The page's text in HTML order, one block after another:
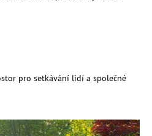
pro setkávání lidí a společné